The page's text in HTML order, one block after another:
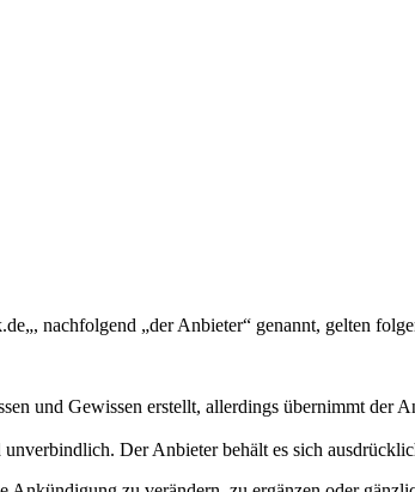
„, nachfolgend „der Anbieter“ genannt, gelten
und Gewissen erstellt, allerdings übernimmt
Der Anbieter behält es sich